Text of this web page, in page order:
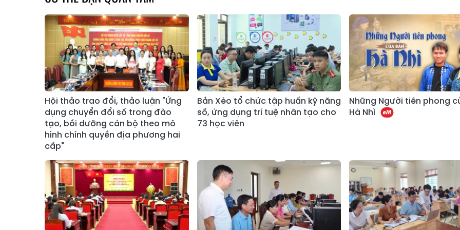
Hội thảo trao đổi, thảo luận "Ứng
dụng chuyển đổi số trong đào
tạo, bồi dưỡng cán bộ theo mô
hình chính quyền địa phương hai
cấp"
Bản Xèo tổ chức tập huấn kỹ năng
số, ứng dụng trí tuệ nhân tạo cho
73 học viên
Những Người tiên phong
Hà Nhì